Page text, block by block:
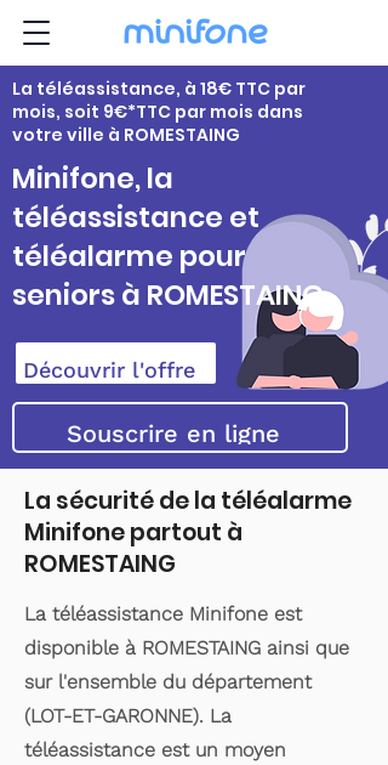
La téléassistance, à 18€ TTC par
mois, soit 9€*TTC par mois dans
votre ville à ROMESTAING
Minifone, la
téléassistance et
téléalarme pour
seniors à ROMESTAING
Découvrir l'offre
Souscrire en ligne
La sécurité de la téléalarme
Minifone partout à
ROMESTAING
La téléassistance Minifone est
disponible à ROMESTAING ainsi que
sur l'ensemble du département
(LOT-ET-GARONNE). La
téléassistance est un moyen